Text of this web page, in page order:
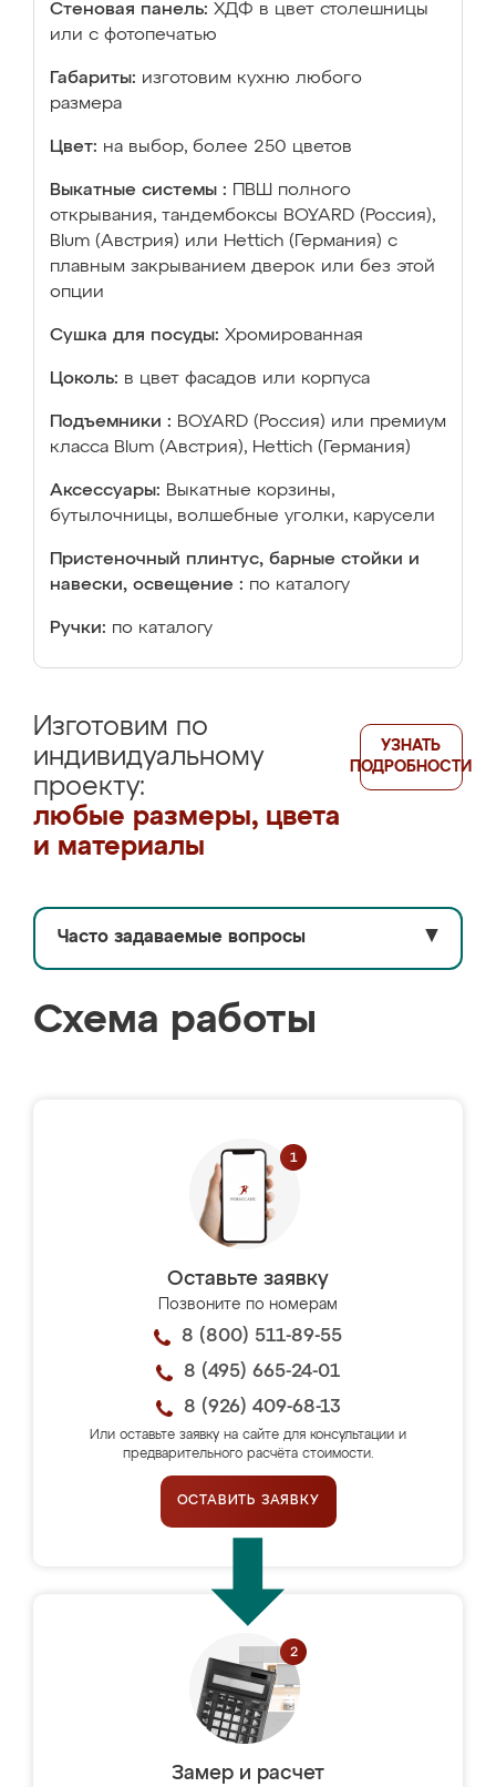
Стеновая панель: ХДФ в цвет столешницы
или с фотопечатью
Габариты: изготовим кухню любого
размера
Цвет: на выбор, более 250 цветов
Выкатные системы :
ПВШ полного
открывания, тандембоксы BOYARD (Россия),
Blum (Австрия) или Hettich (Германия) с
плавным закрыванием дверок или без этой
опции
Сушка для посуды: Хромированная
Цоколь: в цвет фасадов или корпуса
Подъемники : BOYARD (Россия) или премиум
класса Blum (Австрия), Hettich (Германия)
Аксессуары: Выкатные корзины,
бутылочницы, волшебные уголки, карусели
Пристеночный плинтус, барные стойки и
навески, освещение : по каталогу
Ручки: по каталогу
Изготовим по
индивидуальному
проекту:
любые размеры, цвета
и материалы
УЗНАТЬ
ПОДРОБНОСТИ
Часто задаваемые вопросы ▼
Схема работы
Оставьте заявку
Позвоните по номерам
8 (800) 511-89-55
8 (495) 665-24-01
8 (926) 409-68-13
Или оставьте заявку на сайте для консультации и
предварительного расчёта стоимости.
ОСТАВИТЬ ЗАЯВКУ
Замер и расчет